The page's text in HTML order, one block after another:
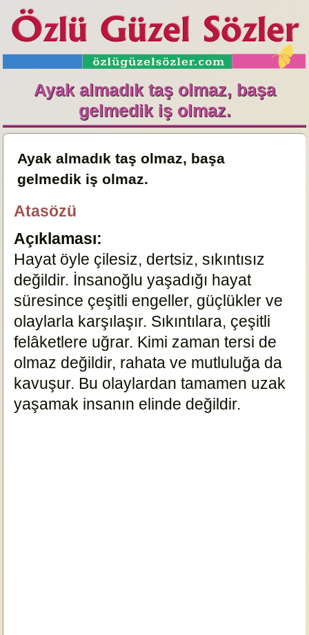
Ayak almadık taş olmaz, başa
gelmedik iş olmaz.
Ayak almadık taş olmaz, başa
gelmedik iş olmaz.
Atasözü
Açıklaması:
Hayat öyle çilesiz, dertsiz, sıkıntısız
değildir. İnsanoğlu yaşadığı hayat
süresince çeşitli engeller, güçlükler ve
olaylarla karşılaşır. Sıkıntılara, çeşitli
felâketlere uğrar. Kimi zaman tersi de
olmaz değildir, rahata ve mutluluğa da
kavuşur. Bu olaylardan tamamen uzak
yaşamak insanın elinde değildir.